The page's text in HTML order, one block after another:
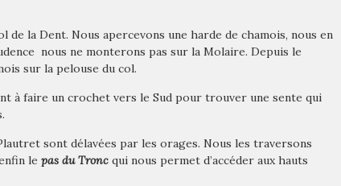
de la Dent. Nous apercevons une harde de chamois, nous en
nous ne monterons pas sur la Molaire. Depuis le
sur la pelouse du col.
à faire un crochet vers le Sud pour trouver une sente qui
sont délavées par les orages. Nous les traversons
le pas du Tronc qui nous permet d’accéder aux hauts